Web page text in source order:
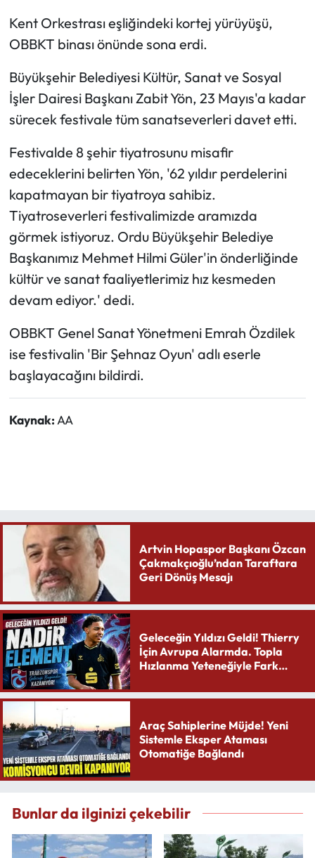
Kent Orkestrası eşliğindeki kortej yürüyüşü,
OBBKT binası önünde sona erdi.
Büyükşehir Belediyesi Kültür, Sanat ve Sosyal
İşler Dairesi Başkanı Zabit Yön, 23 Mayıs'a kadar
sürecek festivale tüm sanatseverleri davet etti.
Festivalde 8 şehir tiyatrosunu misafir
edeceklerini belirten Yön, '62 yıldır perdelerini
kapatmayan bir tiyatroya sahibiz.
Tiyatroseverleri festivalimizde aramızda
görmek istiyoruz. Ordu Büyükşehir Belediye
Başkanımız Mehmet Hilmi Güler'in önderliğinde
kültür ve sanat faaliyetlerimiz hız kesmeden
devam ediyor.' dedi.
OBBKT Genel Sanat Yönetmeni Emrah Özdilek
ise festivalin 'Bir Şehnaz Oyun' adlı eserle
başlayacağını bildirdi.
Kaynak:AA
Artvin Hopaspor Başkanı Özcan
Çakmakçıoğlu’ndan Taraftara
Geri Dönüş Mesajı
Geleceğin Yıldızı Geldi! Thierry
İçin Avrupa Alarmda. Topla
Hızlanma Yeteneğiyle Fark
Araç Sahiplerine Müjde! Yeni
Sistemle Eksper Ataması
Otomatiğe Bağlandı
Bunlar da ilginizi çekebilir
Turizm
Teknoloji